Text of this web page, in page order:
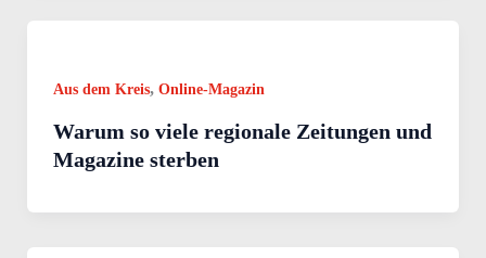
Aus dem Kreis, Online-Magazin
Warum so viele regionale Zeitungen und
Magazine sterben